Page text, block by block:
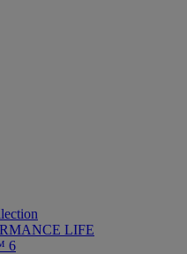
LIFE
6